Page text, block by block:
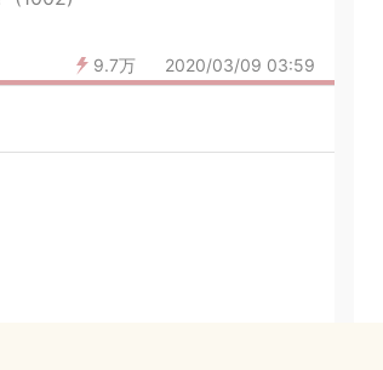
9.7万 2020/03/09 03:59